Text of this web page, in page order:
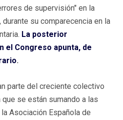
de supervisión" en la
su comparecencia en la
La posterior
el Congreso apunta, de
.
parte del creciente colectivo
se están sumando a las
Asociación Española de